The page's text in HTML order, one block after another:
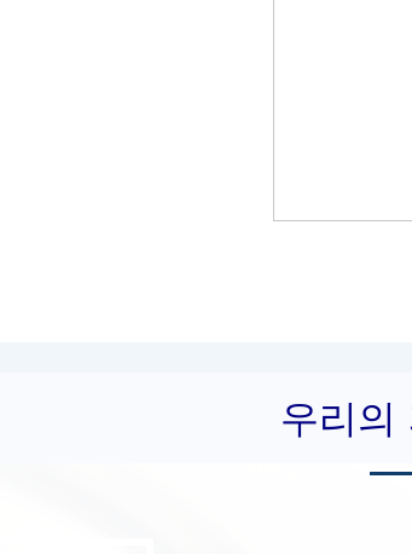
우리의